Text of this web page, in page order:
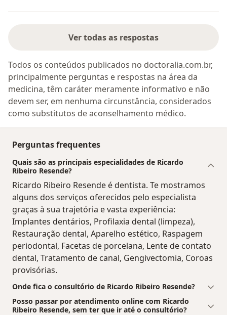
Ver todas as respostas
Todos os conteúdos publicados no doctoralia.com.br,
principalmente perguntas e respostas na área da
medicina, têm caráter meramente informativo e não
devem ser, em nenhuma circunstância, considerados
como substitutos de aconselhamento médico.
Perguntas frequentes
Quais são as principais especialidades de Ricardo
Ribeiro Resende?
Ricardo Ribeiro Resende é dentista. Te mostramos
alguns dos serviços oferecidos pelo especialista
graças à sua trajetória e vasta experiência:
Implantes dentários, Profilaxia dental (limpeza),
Restauração dental, Aparelho estético, Raspagem
periodontal, Facetas de porcelana, Lente de contato
dental, Tratamento de canal, Gengivectomia, Coroas
provisórias.
Onde fica o consultório de Ricardo Ribeiro Resende?
Posso passar por atendimento online com Ricardo
Ribeiro Resende, sem ter que ir até o consultório?